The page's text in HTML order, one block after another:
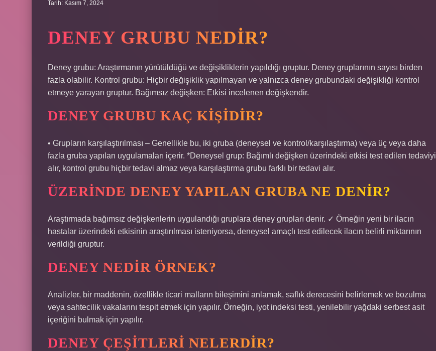
Tarih: Kasım 7, 2024
DENEY GRUBU NEDIR?
Deney grubu: Araştırmanın yürütüldüğü ve değişikliklerin yapıldığı gruptur. Deney gruplarının sayısı birden
fazla olabilir. Kontrol grubu: Hiçbir değişiklik yapılmayan ve yalnızca deney grubundaki değişikliği kontrol
etmeye yarayan gruptur. Bağımsız değişken: Etkisi incelenen değişkendir.
DENEY GRUBU KAÇ KIŞIDIR?
• Grupların karşılaştırılması – Genellikle bu, iki gruba (deneysel ve kontrol/karşılaştırma) veya üç veya daha
fazla gruba yapılan uygulamaları içerir. *Deneysel grup: Bağımlı değişken üzerindeki etkisi test edilen tedaviyi
alır, kontrol grubu hiçbir tedavi almaz veya karşılaştırma grubu farklı bir tedavi alır.
ÜZERINDE DENEY YAPILAN GRUBA NE DENIR?
Araştırmada bağımsız değişkenlerin uygulandığı gruplara deney grupları denir. ✓ Örneğin yeni bir ilacın
hastalar üzerindeki etkisinin araştırılması isteniyorsa, deneysel amaçlı test edilecek ilacın belirli miktarının
verildiği gruptur.
DENEY NEDIR ÖRNEK?
Analizler, bir maddenin, özellikle ticari malların bileşimini anlamak, saflık derecesini belirlemek ve bozulma
veya sahtecilik vakalarını tespit etmek için yapılır. Örneğin, iyot indeksi testi, yenilebilir yağdaki serbest asit
içeriğini bulmak için yapılır.
DENEY ÇEŞITLERI NELERDIR?